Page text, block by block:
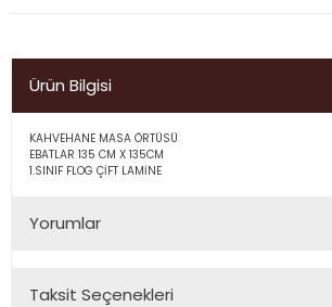
Ürün Bilgisi
KAHVEHANE MASA ÖRTÜSÜ
EBATLAR 135 CM X 135CM
1.SINIF FLOG ÇİFT LAMİNE
Yorumlar
Taksit Seçenekleri